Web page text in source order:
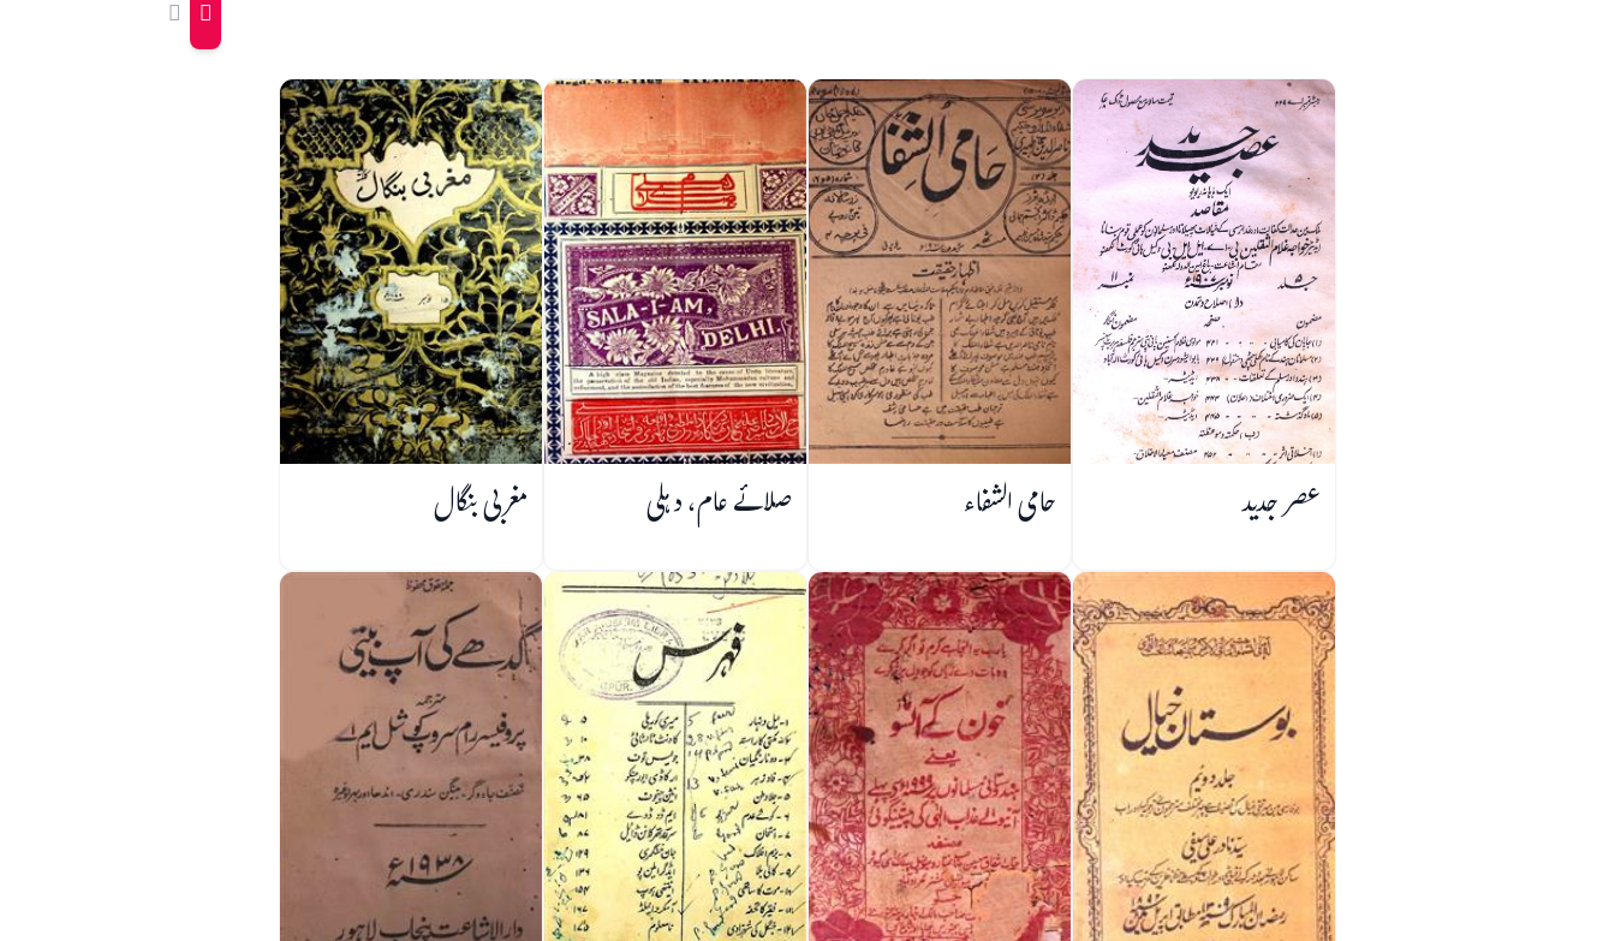
عصر جدید حامی الشفاء صلائے عام، دہلی مغربی بنگال